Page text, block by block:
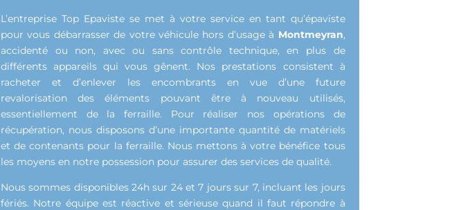
L’entreprise Top Epaviste se met à votre service en tant qu’épaviste
pour vous débarrasser de votre véhicule hors d’usage à Montmeyran,
accidenté ou non, avec ou sans contrôle technique, en plus de
différents appareils qui vous gênent. Nos prestations consistent à
racheter et d’enlever les encombrants en vue d’une future
revalorisation des éléments pouvant être à nouveau utilisés,
essentiellement de la ferraille. Pour réaliser nos opérations de
récupération, nous disposons d’une importante quantité de matériels
et de contenants pour la ferraille. Nous mettons à votre bénéfice tous
les moyens en notre possession pour assurer des services de qualité.
Nous sommes disponibles 24h sur 24 et 7 jours sur 7, incluant les jours
fériés. Notre équipe est réactive et sérieuse quand il faut répondre à